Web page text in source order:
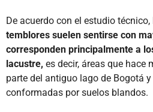
De acuerdo con el estudio técnico,
temblores suelen sentirse con
corresponden principalmente a
lacustre, es decir, áreas que hace
parte del antiguo lago de Bogotá
conformadas por suelos blandos.